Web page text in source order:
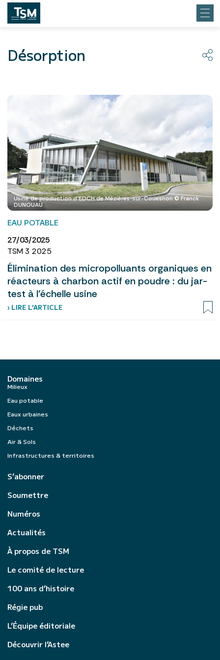
Désorption
Usine de production d’EDCH de Mézières-sur-Couesnon © Franck
DUNOUAU
EAU POTABLE
27/03/2025
TSM 3 2025
Élimination des micropolluants organiques en
réacteurs à charbon actif en poudre : du jar-
test à l’échelle usine
› LIRE L’ARTICLE
Domaines
Milieux
Eau potable
Eaux urbaines
Déchets
Air & Sols
Infrastructures & territoires
S’abonner
Soumettre
Numéros
Actualités
À propos de TSM
Le comité de lecture
100 ans d’histoire
Régie pub
L’Équipe éditoriale
Découvrir l’Astee